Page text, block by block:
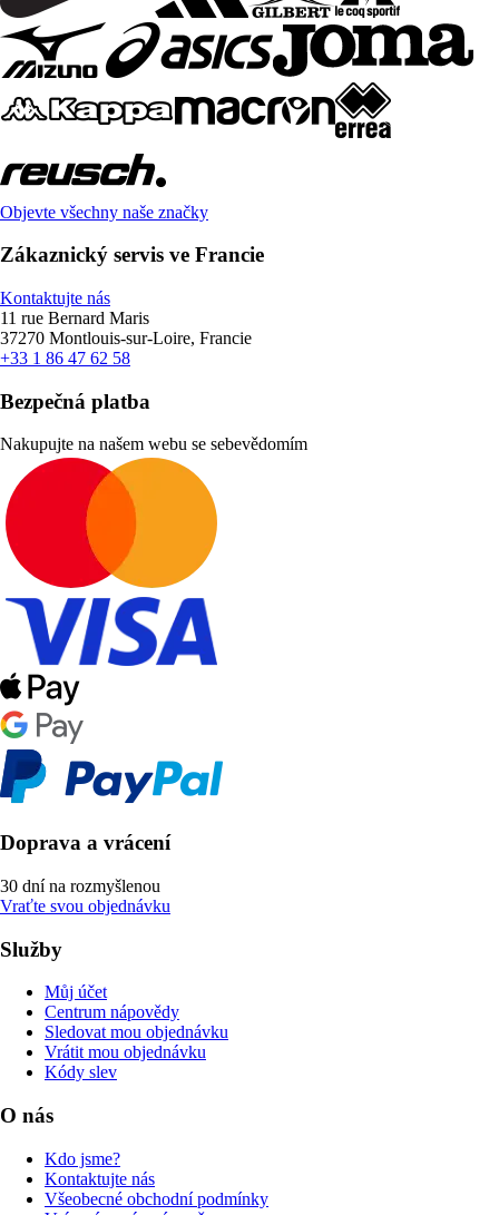
Objevte všechny naše značky
Zákaznický servis ve Francie
Kontaktujte nás
11 rue Bernard Maris
37270 Montlouis-sur-Loire, Francie
+33 1 86 47 62 58
Bezpečná platba
Nakupujte na našem webu se sebevědomím
Doprava a vrácení
30 dní na rozmyšlenou
Vraťte svou objednávku
Služby
Můj účet
Centrum nápovědy
Sledovat mou objednávku
Vrátit mou objednávku
Kódy slev
O nás
Kdo jsme?
Kontaktujte nás
Všeobecné obchodní podmínky